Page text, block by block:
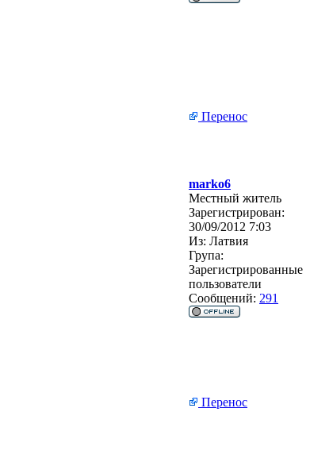
Перенос
marko6
Местный житель
Зарегистрирован:
30/09/2012 7:03
Из: Латвия
Група:
Зарегистрированные
пользователи
Сообщений: 291
Перенос